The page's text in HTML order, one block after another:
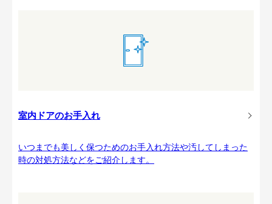
室内ドアのお手入れ
いつまでも美しく保つためのお手入れ方法や汚してしまった
時の対処方法などをご紹介します。